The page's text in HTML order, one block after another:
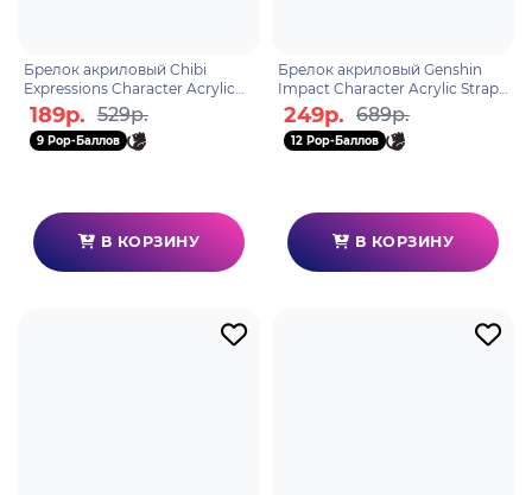
Брелок акриловый Chibi
Expressions Character Acrylic
Keychain Azhdaha
6974096537556
189р. 529р.
9 Pop-Баллов
В КОРЗИНУ
Брелок акриловый Genshin
Impact Character Acrylic Strap
Eula 6974696616187
249р. 689р.
12 Pop-Баллов
В КОРЗИНУ